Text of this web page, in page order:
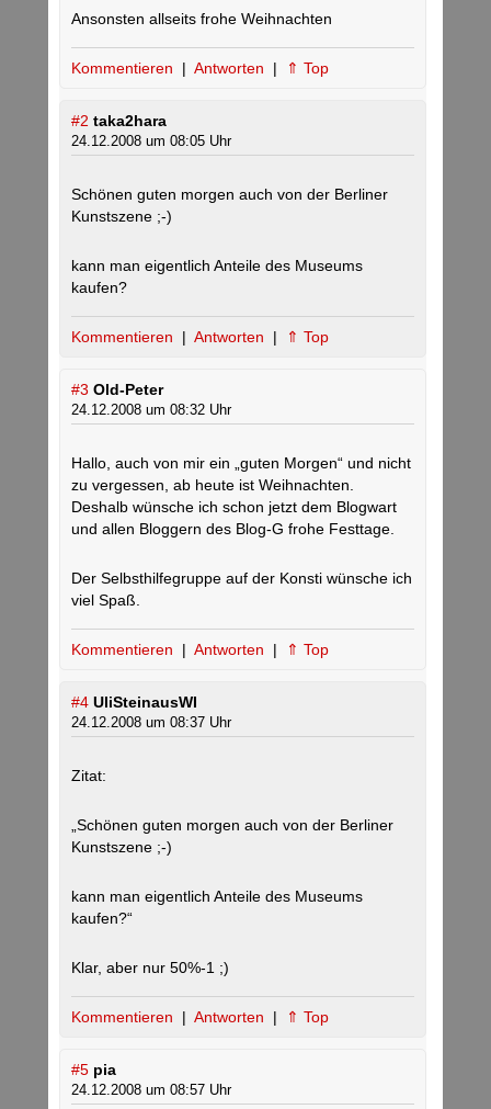
Ansonsten allseits frohe Weihnachten
Kommentieren | Antworten | ⇑ Top
#2 taka2hara
24.12.2008 um 08:05 Uhr
Schönen guten morgen auch von der Berliner
Kunstszene ;-)
kann man eigentlich Anteile des Museums
kaufen?
Kommentieren | Antworten | ⇑ Top
#3 Old-Peter
24.12.2008 um 08:32 Uhr
Hallo, auch von mir ein „guten Morgen“ und nicht
zu vergessen, ab heute ist Weihnachten.
Deshalb wünsche ich schon jetzt dem Blogwart
und allen Bloggern des Blog-G frohe Festtage.
Der Selbsthilfegruppe auf der Konsti wünsche ich
viel Spaß.
Kommentieren | Antworten | ⇑ Top
#4 UliSteinausWI
24.12.2008 um 08:37 Uhr
Zitat:
„Schönen guten morgen auch von der Berliner
Kunstszene ;-)
kann man eigentlich Anteile des Museums
kaufen?“
Klar, aber nur 50%-1 ;)
Kommentieren | Antworten | ⇑ Top
#5 pia
24.12.2008 um 08:57 Uhr